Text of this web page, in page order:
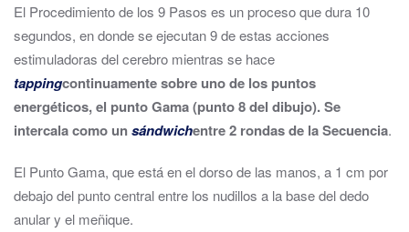
El Procedimiento de los 9 Pasos es un proceso que dura 10
segundos, en donde se ejecutan 9 de estas acciones
estimuladoras del cerebro mientras se hace
tappingcontinuamente sobre uno de los puntos
energéticos, el punto Gama (punto 8 del dibujo). Se
intercala como unsándwichentre 2 rondas de la Secuencia.
El Punto Gama, que está en el dorso de las manos, a 1 cm por
debajo del punto central entre los nudillos a la base del dedo
anular y el meñique.